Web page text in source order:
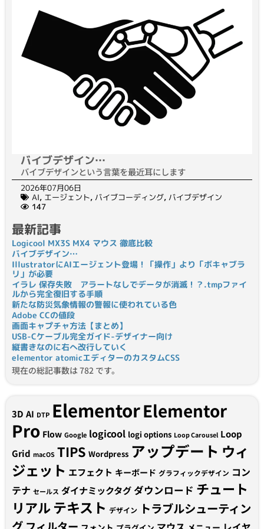
バイブデザイン…
バイブデザインという言葉を最近耳にします
2026年07月06日
AI, エージェント, バイブコーディング, バイブデザイン
147
最新記事
Logicool MX3S MX4 マウス 徹底比較
バイブデザイン…
IllustratorにAIエージェント登場！「操作」より「ボキャブラ
リ」が必要
イラレ 保存失敗 アラートなしでデータが消滅！？.tmpファイ
ルから完全復旧する手順
新たな防災気象情報の警報に使われている色
Adobe CCの値段
画面キャプチャ方法【まとめ】
USB-Cケーブル完全ガイド-デザイナー向け
縦書きなのに右へ改行していく
elementor atomicエディターのカスタムCSS
現在の総記事数は 782 です。
3D AI DTP ElementorElementor
Pro Flow Google logicool logi options Loop Carousel Loop
Grid macOS TIPS Wordpress アップデート ウィ
ジェット エフェクト キーボード グラフィックデザイン コン
テナ セールス ダイナミックタグダウンロード チュート
リアルテキスト デザイン トラブルシューティン